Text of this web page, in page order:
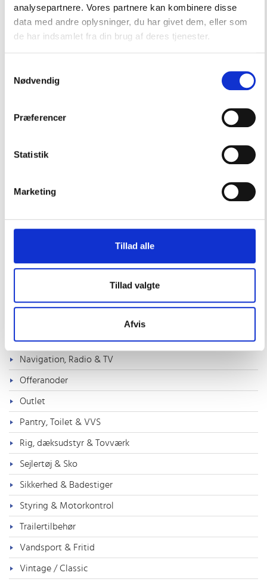
analysepartnere. Vores partnere kan kombinere disse
data med andre oplysninger, du har givet dem, eller som
de har indsamlet fra din brug af deres tjenester.
Nødvendig
Præferencer
Statistik
Marketing
Tillad alle
Tillad valgte
Afvis
Borde
Diverse komfort
Fyrfadslygter og stager
Kop- & flaskeholdere
Olielamper
Motordele & Tilbehør
Navigation, Radio & TV
Offeranoder
Outlet
Pantry, Toilet & VVS
Rig, dæksudstyr & Tovværk
Sejlertøj & Sko
Sikkerhed & Badestiger
Styring & Motorkontrol
Trailertilbehør
Vandsport & Fritid
Vintage / Classic